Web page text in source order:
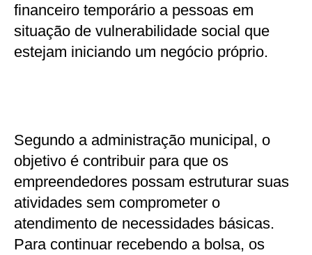
financeiro temporário a pessoas em
situação de vulnerabilidade social que
estejam iniciando um negócio próprio.
Segundo a administração municipal, o
objetivo é contribuir para que os
empreendedores possam estruturar suas
atividades sem comprometer o
atendimento de necessidades básicas.
Para continuar recebendo a bolsa, os